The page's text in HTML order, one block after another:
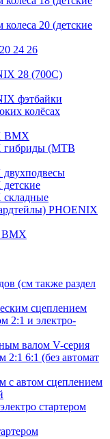
20 (детские
24 26
28 (700С)
фэтбайки
колёсах
BMX
гибриды (MTB
PHOENIX
BMX
(см также раздел
сцеплением
2:1 и электро-
валом V-серия
2:1 6:1 (без автомат
с автом сцеплением
стартером